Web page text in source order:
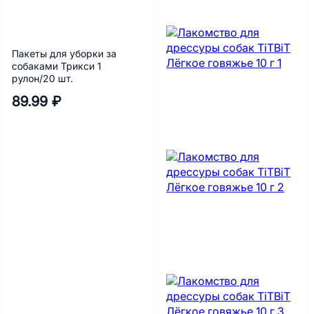
Пакеты для уборки за
собаками Трикси 1
рулон/20 шт.
89.99 ₽